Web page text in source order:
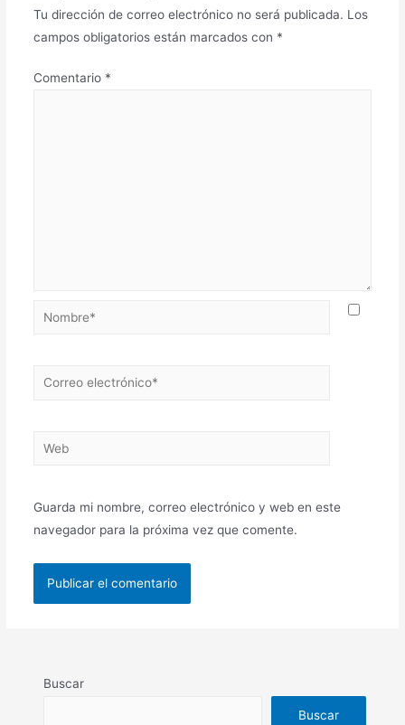
Tu dirección de correo electrónico no será publicada. Los
campos obligatorios están marcados con *
Comentario *
Nombre*
Correo
Web
Guarda mi nombre, correo electrónico y web en este
navegador para la próxima vez que comente.
Buscar
Buscar